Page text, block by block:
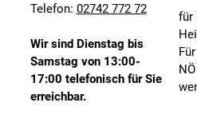
Telefon: 02742 772 72
Wir sind Dienstag bis
Samstag von 13:00-
17:00 telefonisch für Sie
erreichbar.
für